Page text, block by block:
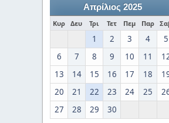
Απρίλιος 2025
Κυρ Δευ Τρι Τετ Πεμ Παρ
1 2 3 4
5
6
7 8 9 10 11
13
14 15 16 17 18
20
21 22 23 24 25
27
28 29 30